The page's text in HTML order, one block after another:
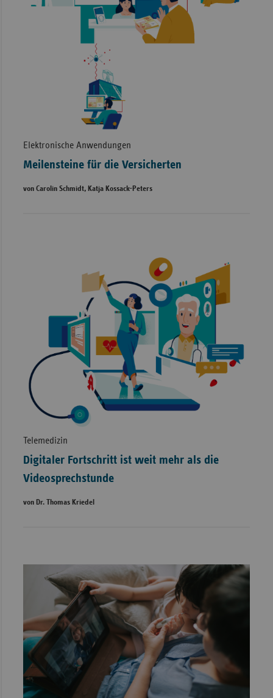
Elektronische Anwendungen
Meilensteine für die Versicherten
von Carolin Schmidt, Katja Kossack-Peters
Telemedizin
Digitaler Fortschritt ist weit mehr als die
Videosprechstunde
von Dr. Thomas Kriedel